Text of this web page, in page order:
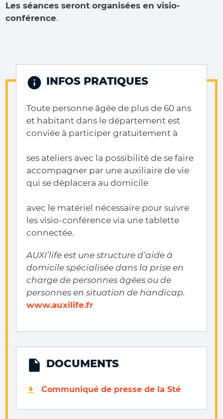
Les séances seront organisées envisio-
conférence.
INFOS PRATIQUES
Toute personne âgée de plus de 60 ans
et habitant dans le département est
conviée à participer gratuitement à
ses ateliers avec la possibilité de se faire
accompagner par une auxiliaire de vie
qui se déplacera au domicile
avec le matériel nécessaire pour suivre
les visio-conférence via une tablette
connectée.
AUXI’life est une structure d’aide à
domicile spécialisée dans la prise en
charge de personnes âgées ou de
personnes en situation de handicap.
www.auxilife.fr
DOCUMENTS
Communiqué de presse de la Sté